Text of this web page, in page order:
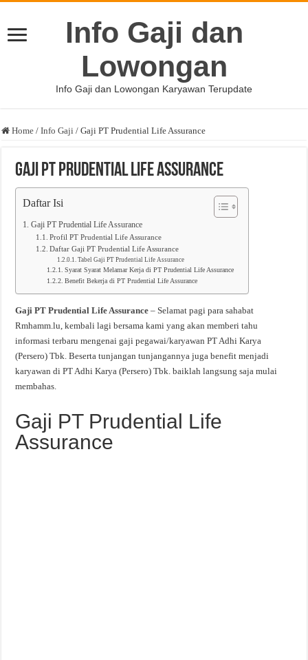
Info Gaji dan
Lowongan
Info Gaji dan Lowongan Karyawan Terupdate
Home / Info Gaji / Gaji PT Prudential Life Assurance
Gaji PT Prudential Life Assurance
Daftar Isi
Gaji PT Prudential Life Assurance
Profil PT Prudential Life Assurance
Daftar Gaji PT Prudential Life Assurance
Tabel Gaji PT Prudential Life Assurance
Syarat Syarat Melamar Kerja di PT Prudential Life Assurance
Benefit Bekerja di PT Prudential Life Assurance
Gaji PT Prudential Life Assurance – Selamat pagi para sahabat
Rmhamm.lu, kembali lagi bersama kami yang akan memberi tahu
informasi terbaru mengenai gaji pegawai/karyawan PT Adhi Karya
(Persero) Tbk. Beserta tunjangan tunjangannya juga benefit menjadi
karyawan di PT Adhi Karya (Persero) Tbk. baiklah langsung saja mulai
membahas.
Gaji PT Prudential Life
Assurance